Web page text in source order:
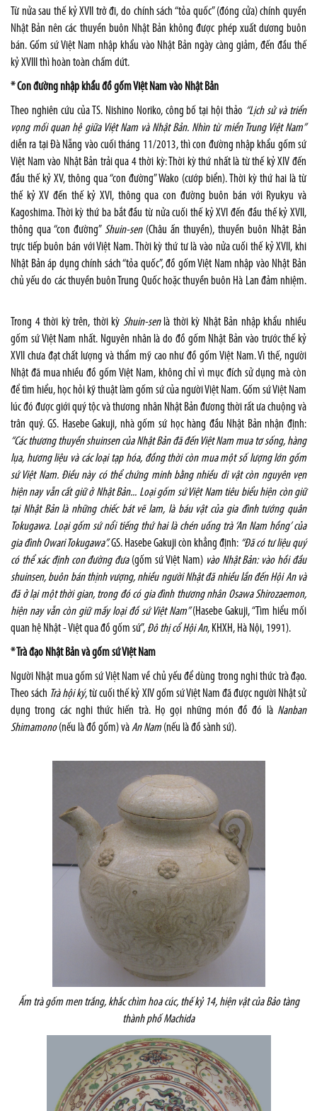
Từ nửa sau thế kỷ XVII trở đi, do chính sách “tỏa quốc” (đóng cửa) chính quyền
Nhật Bản nên các thuyền buôn Nhật Bản không được phép xuất dương buôn
bán. Gốm sứ Việt Nam nhập khẩu vào Nhật Bản ngày càng giảm, đến đầu thế
kỷ XVIII thì hoàn toàn chấm dứt.
* Con đường nhập khẩu đồ gốm Việt Nam vào Nhật Bản
Theo nghiên cứu của TS. Nishino Noriko, công bố tại hội thảo “Lịch sử và triển
vọng mối quan hệ giữa Việt Nam và Nhật Bản. Nhìn từ miền Trung Việt Nam”
diễn ra tại Đà Nẵng vào cuối tháng 11/2013, thì con đường nhập khẩu gốm sứ
Việt Nam vào Nhật Bản trải qua 4 thời kỳ: Thời kỳ thứ nhất là từ thế kỷ XIV đến
đầu thế kỷ XV, thông qua “con đường” Wako (cướp biển). Thời kỳ thứ hai là từ
thế kỷ XV đến thế kỷ XVI, thông qua con đường buôn bán với Ryukyu và
Kagoshima. Thời kỳ thứ ba bắt đầu từ nửa cuối thế kỷ XVI đến đầu thế kỷ XVII,
thông qua “con đường” Shuin-sen(Châu ấn thuyền), thuyền buôn Nhật Bản
trực tiếp buôn bán với Việt Nam. Thời kỳ thứ tư là vào nửa cuối thế kỷ XVII, khi
Nhật Bản áp dụng chính sách “tỏa quốc”, đồ gốm Việt Nam nhập vào Nhật Bản
chủ yếu do các thuyền buôn Trung Quốc hoặc thuyền buôn Hà Lan đảm nhiệm.
Trong 4 thời kỳ trên, thời kỳ Shuin-senlà thời kỳ Nhật Bản nhập khẩu nhiều
gốm sứ Việt Nam nhất. Nguyên nhân là do đồ gốm Nhật Bản vào trước thế kỷ
XVII chưa đạt chất lượng và thẩm mỹ cao như đồ gốm Việt Nam. Vì thế, người
Nhật đã mua nhiều đồ gốm Việt Nam, không chỉ vì mục đích sử dụng mà còn
để tìm hiểu, học hỏi kỹ thuật làm gốm sứ của người Việt Nam. Gốm sứ Việt Nam
lúc đó được giới quý tộc và thương nhân Nhật Bản đương thời rất ưa chuộng và
trân quý. GS. Hasebe Gakuji, nhà gốm sứ học hàng đầu Nhật Bản nhận định:
“Các thương thuyền shuinsen của Nhật Bản đã đến Việt Nam mua tơ sống, hàng
lụa, hương liệu và các loại tạp hóa, đồng thời còn mua một số lượng lớn gốm
sứ Việt Nam. Điều này có thể chứng minh bằng nhiều di vật còn nguyên vẹn
hiện nay vẫn cất giữ ở Nhật Bản... Loại gốm sứ Việt Nam tiêu biểu hiện còn giữ
tại Nhật Bản là những chiếc bát vẽ lam, là báu vật của gia đình tướng quân
Tokugawa. Loại gốm sứ nổi tiếng thứ hai là chén uống trà ‘An Nam hồng’ của
gia đình Owari Tokugawa”.GS. Hasebe Gakuji còn khẳng định: “Đã có tư liệu quý
có thể xác định con đường đưa (gốm sứ Việt Nam) vào Nhật Bản: vào hồi đầu
shuinsen, buôn bán thịnh vượng, nhiều người Nhật đã nhiều lần đến Hội An và
đã ở lại một thời gian, trong đó có gia đình thương nhân Osawa Shirozaemon,
hiện nay vẫn còn giữ mấy loại đồ sứ Việt Nam”(Hasebe Gakuji, “Tìm hiểu mối
quan hệ Nhật - Việt qua đồ gốm sứ”, Ðô thị cổ Hội An, KHXH, Hà Nội, 1991).
* Trà đạo Nhật Bản và gốm sứ Việt Nam
Người Nhật mua gốm sứ Việt Nam về chủ yếu để dùng trong nghi thức trà đạo.
Theo sách Trà hội ký, từ cuối thế kỷ XIV gốm sứ Việt Nam đã được người Nhật sử
dụng trong các nghi thức hiến trà. Họ gọi những món đồ đó là Nanban
Shimamono(nếu là đồ gốm) vàAn Nam(nếu là đồ sành sứ).
Ấm trà gốm men trắng, khắc chìm hoa cúc, thế kỷ 14, hiện vật của Bảo tàng
thành phố Machida